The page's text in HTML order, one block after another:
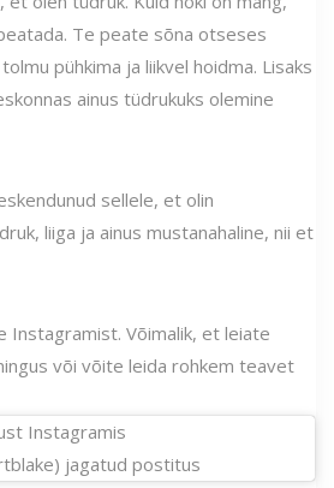
Te peate sõna otseses
pühkima ja liikvel hoidma. Lisaks
ainus tüdrukuks olemine
sellele, et olin
liiga ja ainus mustanahaline, nii et
Instagramist. Võimalik, et leiate
või võite leida rohkem teavet
Instagramis
jagatud postitus